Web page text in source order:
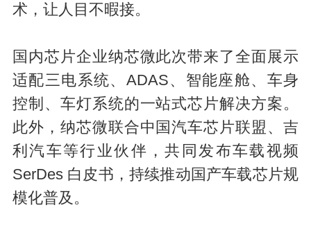
术，让人目不暇接。
国内芯片企业纳芯微此次带来了全面展示
适配三电系统、ADAS、智能座舱、车身
控制、车灯系统的一站式芯片解决方案。
此外，纳芯微联合中国汽车芯片联盟、吉
利汽车等行业伙伴，共同发布车载视频
SerDes 白皮书，持续推动国产车载芯片规
模化普及。